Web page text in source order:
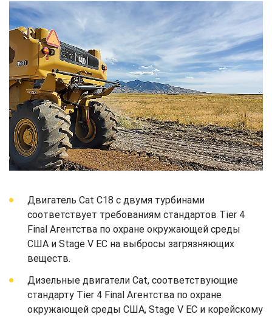
Двигатель Cat C18 с двумя турбинами
соответствует требованиям стандартов Tier 4
Final Агентства по охране окружающей среды
США и Stage V ЕС на выбросы загрязняющих
веществ.
Дизельные двигатели Cat, соответствующие
стандарту Tier 4 Final Агентства по охране
окружающей среды США, Stage V ЕС и корейскому